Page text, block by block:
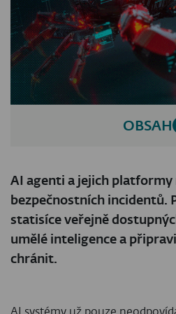
OBSAH
AI agenti a jejich
bezpečnostních incidentů.
statisíce veřejně
umělé inteligence a
chránit.
AI systémy už pouze